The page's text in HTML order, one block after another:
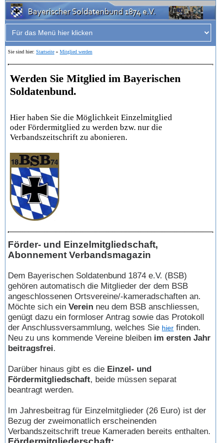
Sie sind hier:Startseite »Mitglied werden
Werden Sie Mitglied im Bayerischen
Soldatenbund.
Hier haben Sie die Möglichkeit Einzelmitglied
oder Fördermitglied zu werden bzw. nur die
Verbandszeitschrift zu abonieren.
Förder- und Einzelmitgliedschaft,
Abonnement Verbandsmagazin
Dem Bayerischen Soldatenbund 1874 e.V. (BSB)
gehören automatisch die Mitglieder der dem BSB
angeschlossenen Ortsvereine/-kameradschaften an.
Möchte sich einVerein neu dem BSB anschliessen,
genügt dazu ein formloser Antrag sowie das Protokoll
der Anschlussversammlung, welches Sie hier finden.
Neu zu uns kommende Vereine bleiben im ersten Jahr
beitragsfrei.
Darüber hinaus gibt es die Einzel- und
Fördermitgliedschaft, beide müssen separat
beantragt werden.
Im Jahresbeitrag für Einzelmitglieder (26 Euro) ist der
Bezug der zweimonatlich erscheinenden
Verbandszeitschrifttreue Kameraden bereits enthalten.